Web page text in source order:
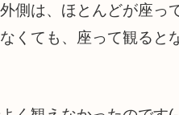
側は、ほとんどが座
くても、座って観ると